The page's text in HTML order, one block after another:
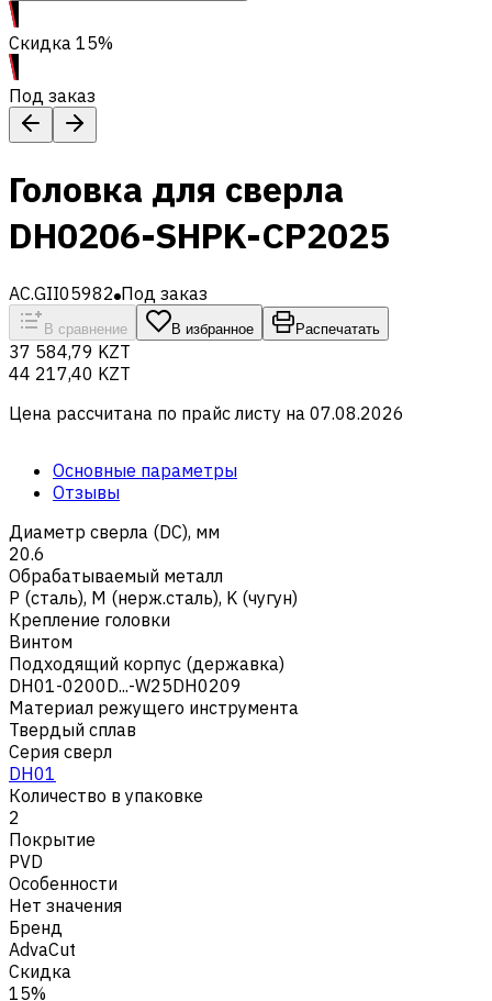
Скидка 15%
Под заказ
Головка для сверла
DH0206-SHPK-CP2025
AC.GII05982 Под заказ
В сравнение В избранное Распечатать
37 584,79 KZT
44 217,40 KZT
Цена рассчитана по прайс листу на 07.08.2026
Основные параметры
Отзывы
Диаметр сверла (DC), мм
20.6
Обрабатываемый металл
Р (сталь), M (нерж.сталь), K (чугун)
Крепление головки
Винтом
Подходящий корпус (державка)
DH01-0200D...-W25DH0209
Материал режущего инструмента
Твердый сплав
Серия сверл
DH01
Количество в упаковке
2
Покрытие
PVD
Особенности
Нет значения
Бренд
AdvaCut
Скидка
15%